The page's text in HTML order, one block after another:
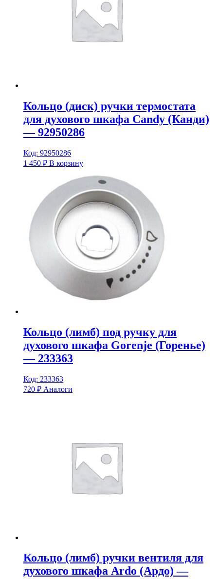
Кольцо (диск) ручки термостата
для духового шкафа Candy (Канди)
— 92950286
Код: 92950286
1 450 ₽ В корзину
Кольцо (лимб) под ручку для
духового шкафа Gorenje (Горенье)
— 233363
Код: 233363
720 ₽ Аналоги
Кольцо (лимб) ручки вентиля для
духового шкафа Ardo (Ардо) —